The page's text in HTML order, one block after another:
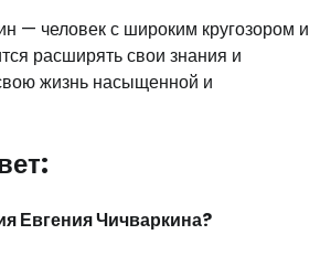
— человек с широким кругозором и
расширять свои знания и
жизнь насыщенной и
Евгения Чичваркина?